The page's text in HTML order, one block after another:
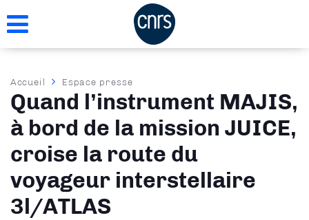
au
Fil
d'Ariane
Accueil Espace presse
Quand l’instrument MAJIS,
à bord de la mission JUICE,
croise la route du
voyageur interstellaire
3l/ATLAS